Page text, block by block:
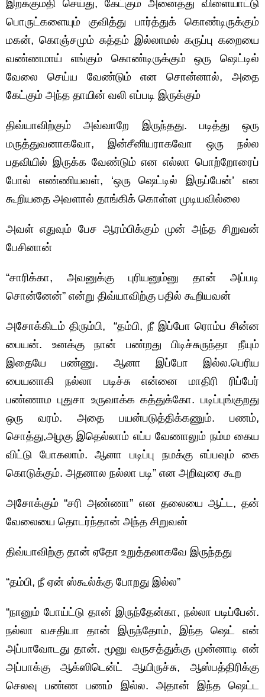
இறக்குமதி செய்து, கேட்கும் அனைத்து விளையாட்டு
பொருட்களையும் குவித்து பார்த்துக் கொண்டிருக்கும்
மகன், கொஞ்சமும் சுத்தம் இல்லாமல் கருப்பு கறையை
வண்ணமாய் எங்கும் கொண்டிருக்கும் ஒரு ஷெட்டில்
வேலை செய்ய வேண்டும் என சொன்னால், அதை
கேட்கும் அந்த தாயின் வலி எப்படி இருக்கும்
திவ்யாவிற்கும் அவ்வாறே இருந்தது. படித்து ஒரு
மருத்துவனாகவோ, இன்சீனியராகவோ ஒரு நல்ல
பதவியில் இருக்க வேண்டும் என எல்லா பொற்றோரைப்
போல் எண்ணியவள், ‘ஒரு ஷெட்டில் இருப்பேன்’ என
கூறியதை அவளால் தாங்கிக் கொள்ள முடியவில்லை
அவள் எதுவும் பேச ஆரம்பிக்கும் முன் அந்த சிறுவன்
பேசினான்
“சாரிக்கா, அவனுக்கு புரியனும்னு தான் அப்படி
சொன்னேன்” என்று திவ்யாவிற்கு பதில் கூறியவன்
அசோக்கிடம் திரும்பி, “தம்பி, நீ இப்போ ரொம்ப சின்ன
பையன். உனக்கு நான் பண்றது பிடிச்சுருந்தா நீயும்
இதையே பண்ணு. ஆனா இப்போ இல்ல.பெரிய
பையனாகி நல்லா படிச்சு என்னை மாதிரி ரிப்பேர்
பண்ணாம புதுசா உருவாக்க கத்துக்கோ. படிப்புங்குறது
ஒரு வரம். அதை பயன்படுத்திக்கணும். பணம்,
சொத்து,அழகு இதெல்லாம் எப்ப வேணாலும் நம்ம கைய
விட்டு போகலாம். ஆனா படிப்பு நமக்கு எப்பவும் கை
கொடுக்கும். அதனால நல்லா படி” என அறிவுரை கூற
அசோக்கும் “சரி அண்ணா” என தலையை ஆட்ட, தன்
வேலையை தொடர்ந்தான் அந்த சிறுவன்
திவ்யாவிற்கு தான் ஏதோ உறுத்தலாகவே இருந்தது
“தம்பி, நீ ஏன் ஸ்கூல்க்கு போறது இல்ல”
“நானும் போய்ட்டு தான் இருந்தேன்கா, நல்லா படிப்பேன்.
நல்லா வசதியா தான் இருந்தோம், இந்த ஷெட் என்
அப்பாவோடது தான். மூனு வருசத்துக்கு முன்னாடி என்
அப்பாக்கு ஆக்ஸிடென்ட் ஆயிருச்சு, ஆஸ்பத்திரிக்கு
செலவு பண்ண பணம் இல்ல. அதான் இந்த ஷெட்ட